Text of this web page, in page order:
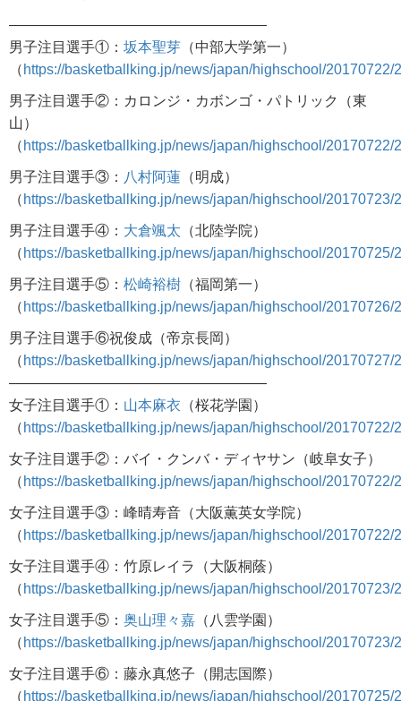
——————————————————
男子注目選手①： 坂本聖芽 （中部大学第一）
（ https://basketballking.jp/news/japan/highschool/20170722/
男子注目選手②：カロンジ・カボンゴ・パトリック（東
山）
（ https://basketballking.jp/news/japan/highschool/20170722/
男子注目選手③： 八村阿蓮 （明成）
（ https://basketballking.jp/news/japan/highschool/20170723/
男子注目選手④： 大倉颯太 （北陸学院）
（ https://basketballking.jp/news/japan/highschool/20170725/
男子注目選手⑤： 松崎裕樹 （福岡第一）
（ https://basketballking.jp/news/japan/highschool/20170726/
男子注目選手⑥祝俊成（帝京長岡）
（ https://basketballking.jp/news/japan/highschool/20170727/
——————————————————
女子注目選手①： 山本麻衣 （桜花学園）
（ https://basketballking.jp/news/japan/highschool/20170722/
女子注目選手②：バイ・クンバ・ディヤサン（岐阜女子）
（ https://basketballking.jp/news/japan/highschool/20170722/
女子注目選手③：峰晴寿音（大阪薫英女学院）
（ https://basketballking.jp/news/japan/highschool/20170722/
女子注目選手④：竹原レイラ（大阪桐蔭）
（ https://basketballking.jp/news/japan/highschool/20170723/
女子注目選手⑤： 奥山理々嘉 （八雲学園）
（ https://basketballking.jp/news/japan/highschool/20170723/
女子注目選手⑥：藤永真悠子（開志国際）
（ https://basketballking.jp/news/japan/highschool/20170725/